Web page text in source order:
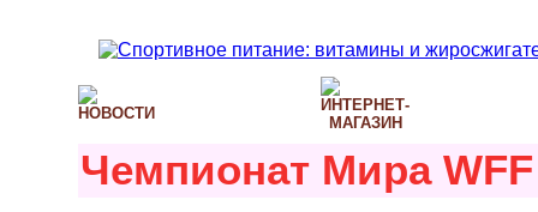
Чемпионат Мира WFF